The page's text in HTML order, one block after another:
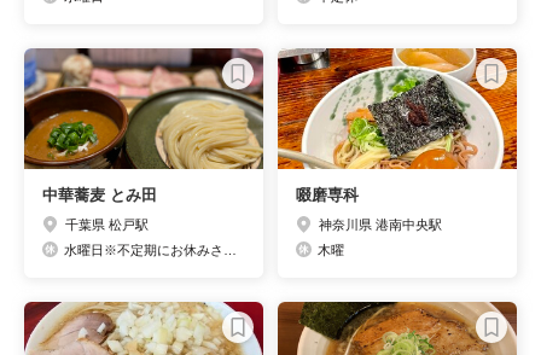
中華蕎麦 とみ田
千葉県 松戸駅
啜磨専科
神奈川県 港南中央駅
木曜